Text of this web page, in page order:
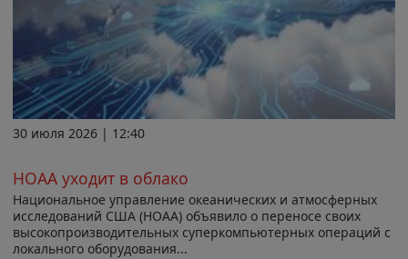
30 июля 2026 | 12:40
НОАА уходит в облако
Национальное управление океанических и атмосферных
исследований США (НОАА) объявило о переносе своих
высокопроизводительных суперкомпьютерных операций с
локального оборудования...